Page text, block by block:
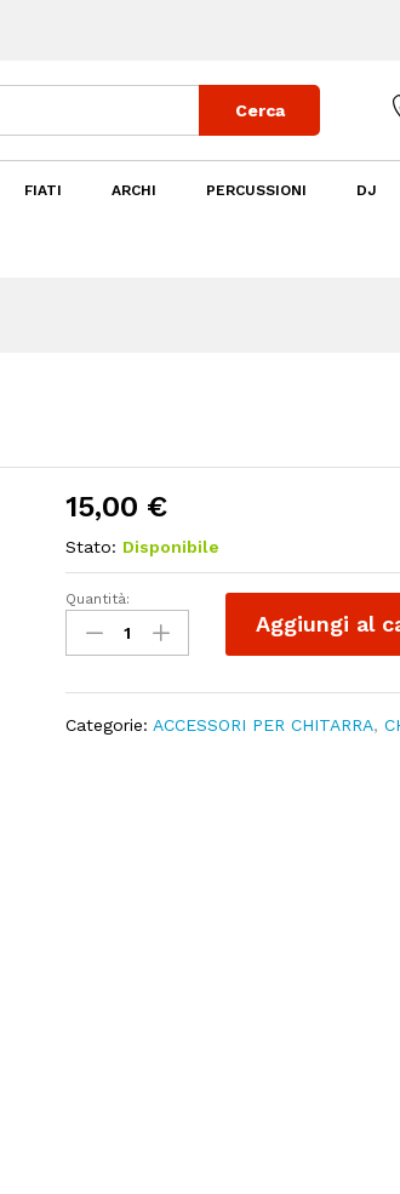
Cerca
FIATI ARCHI PERCUSSIONI DJ
15,00 €
Stato: Disponibile
DR
LISTON'S
Ultimate
quantity
Quantità:
Aggiungi al
Categorie: ACCESSORI PER CHITARRA,